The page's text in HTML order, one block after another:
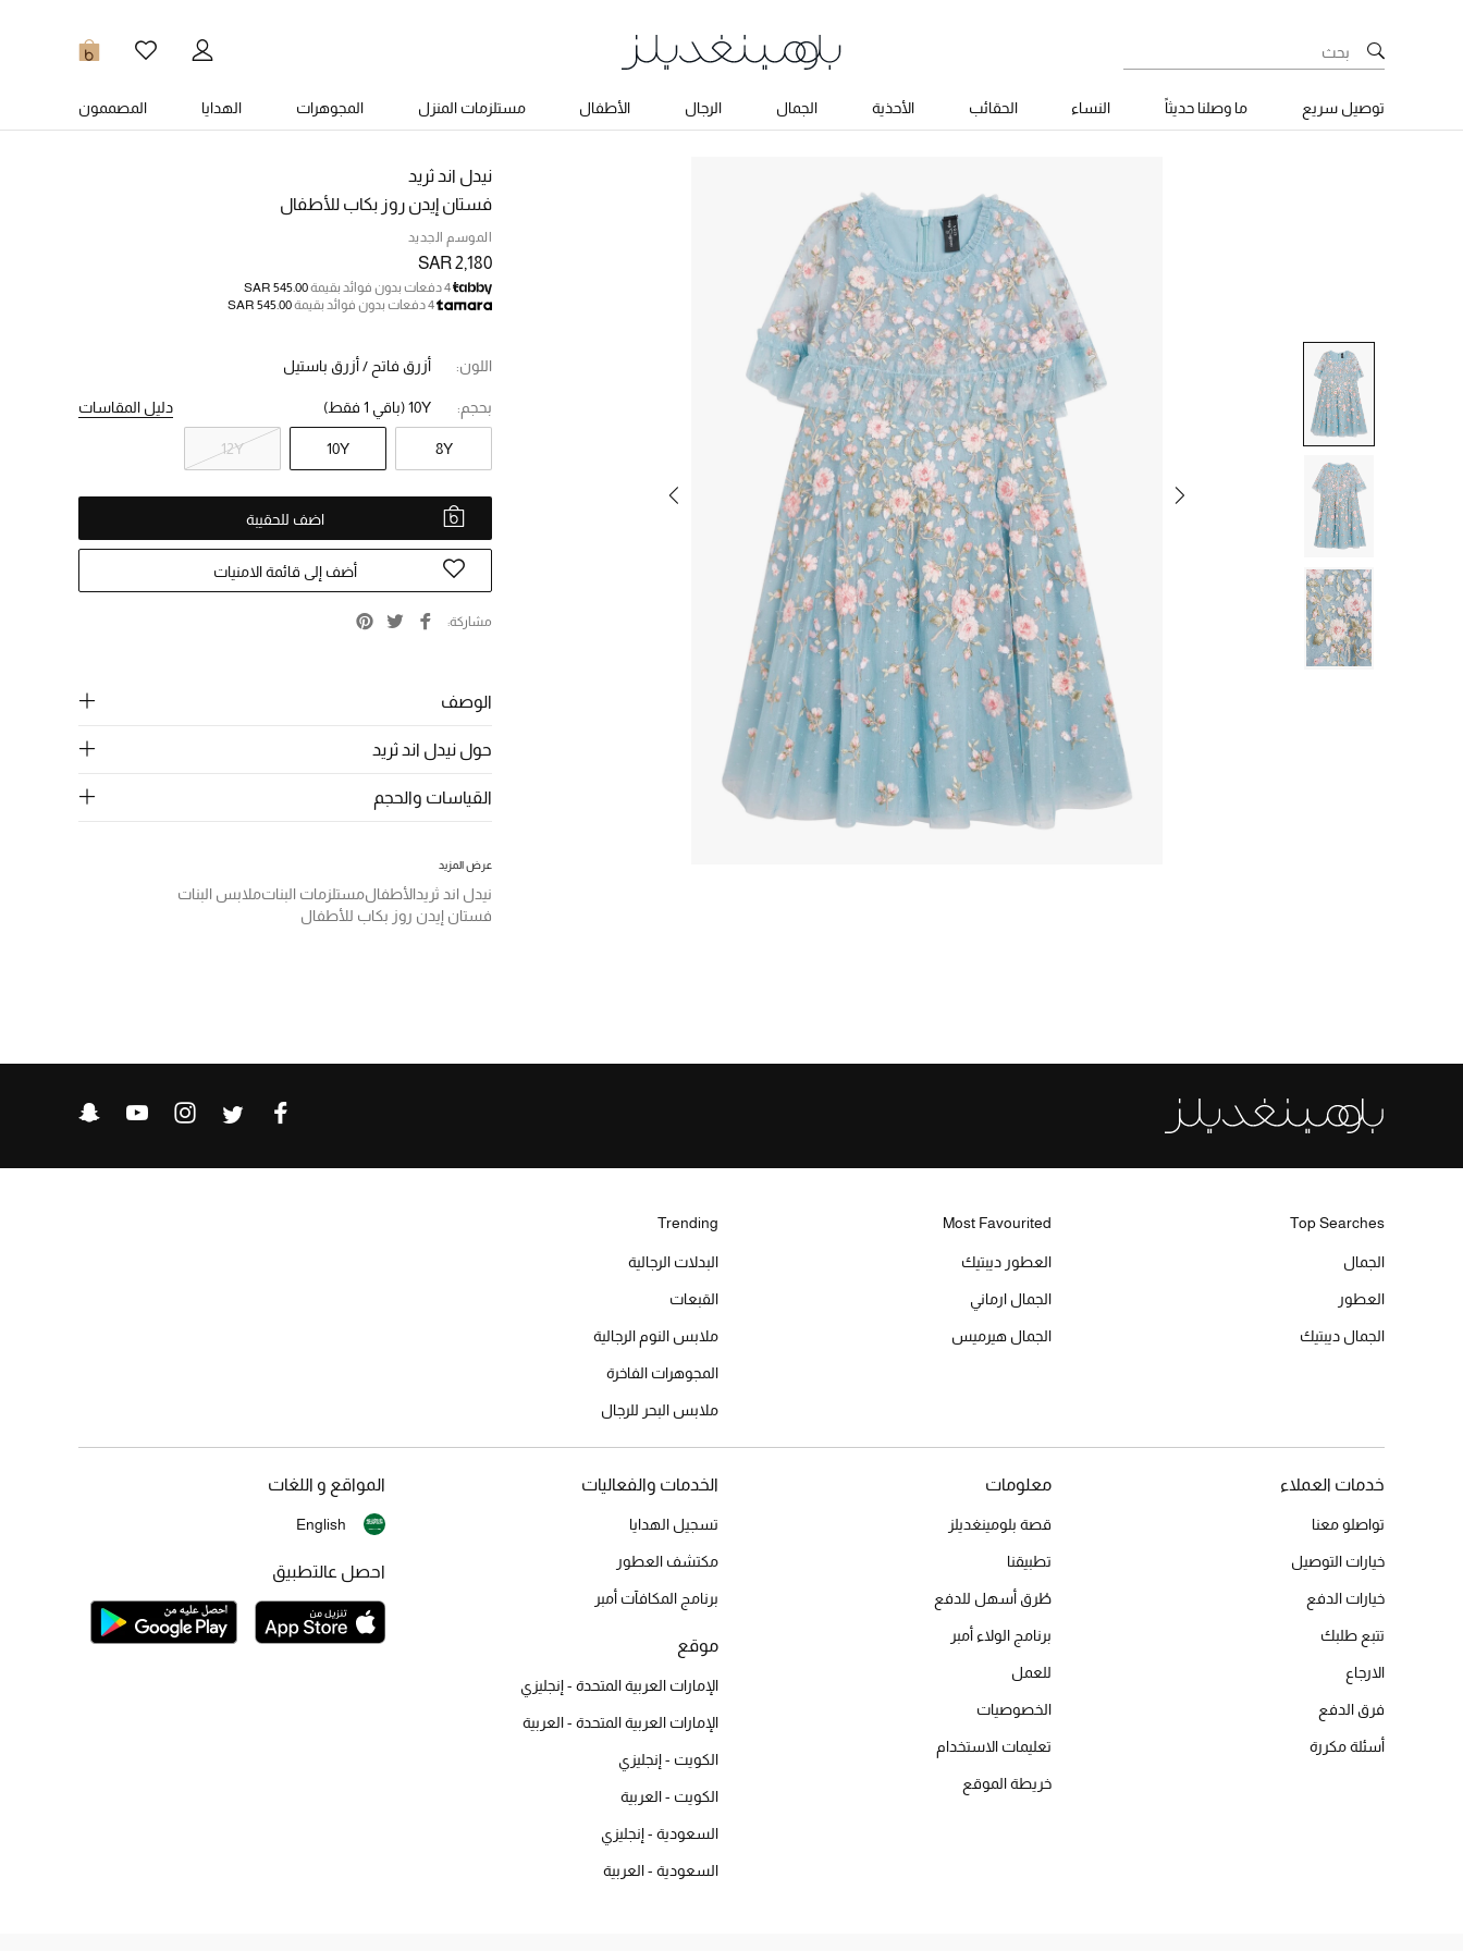
0
توصيل سريع ما وصلنا حديثاً النساء الحقائب الأحذية الجمال الرجال الأطفال مستلزمات المنزل المجوهرات الهدايا المصممون
نيدل اند ثريد
فستان إيدن روز بكاب للأطفال
الموسم الجديد
SAR 2,180
4 دفعات بدون فوائد بقيمة
SAR 545.00
4 دفعات بدون فوائد بقيمة
SAR 545.00
اللون: أزرق فاتح / أزرق باستيل
بحجم: 10Y(باقي 1 فقط) دليل المقاسات
8Y
10Y
12Y
اضف للحقيبة
أضف إلى قائمة الامنيات
مشاركة
الوصف
حول نيدل اند ثريد
القياسات والحجم
عرض المزيد
نيدل اند ثريدالأطفالمستلزمات البناتملابس البنات
فستان إيدن روز بكاب للأطفال
Top Searches
الجمال
العطور
الجمال ديبتيك
Most Favourited
العطور ديبتيك
الجمال ارماني
الجمال هيرميس
Trending
البدلات الرجالية
القبعات
ملابس النوم الرجالية
المجوهرات الفاخرة
ملابس البحر للرجال
خدمات العملاء
تواصلو معنا
خيارات التوصيل
خيارات الدفع
تتبع طلبك
الارجاع
فرق الدفع
أسئلة مكررة
معلومات
قصة بلومينغديلز
تطبيقنا
طُرق أسهل للدفع
برنامج الولاء أمبر
للعمل
الخصوصيات
تعليمات الاستخدام
خريطة الموقع
الخدمات والفعاليات
تسجيل الهدايا
مكتشف العطور
برنامج المكافآت أمبر
موقع
الإمارات العربية المتحدة - إنجليزي
الإمارات العربية المتحدة - العربية
الكويت - إنجليزي
الكويت - العربية
السعودية - إنجليزي
السعودية - العربية
المواقع و اللغات
English
احصل عالتطبيق